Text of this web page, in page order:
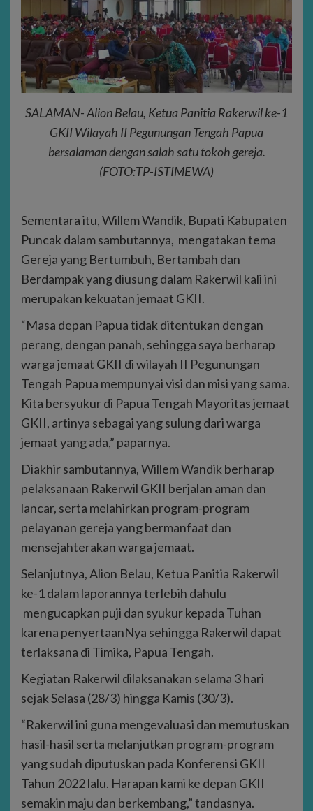
SALAMAN- Alion Belau, Ketua Panitia Rakerwil ke-1
GKII Wilayah II Pegunungan Tengah Papua
bersalaman dengan salah satu tokoh gereja.
(FOTO:TP-ISTIMEWA)
Sementara itu, Willem Wandik, Bupati Kabupaten
Puncak dalam sambutannya, mengatakan tema
Gereja yang Bertumbuh, Bertambah dan
Berdampak yang diusung dalam Rakerwil kali ini
merupakan kekuatan jemaat GKII.
“Masa depan Papua tidak ditentukan dengan
perang, dengan panah, sehingga saya berharap
warga jemaat GKII di wilayah II Pegunungan
Tengah Papua mempunyai visi dan misi yang sama.
Kita bersyukur di Papua Tengah Mayoritas jemaat
GKII, artinya sebagai yang sulung dari warga
jemaat yang ada,” paparnya.
Diakhir sambutannya, Willem Wandik berharap
pelaksanaan Rakerwil GKII berjalan aman dan
lancar, serta melahirkan program-program
pelayanan gereja yang bermanfaat dan
mensejahterakan warga jemaat.
Selanjutnya, Alion Belau, Ketua Panitia Rakerwil
ke-1 dalam laporannya terlebih dahulu
mengucapkan puji dan syukur kepada Tuhan
karena penyertaanNya sehingga Rakerwil dapat
terlaksana di Timika, Papua Tengah.
Kegiatan Rakerwil dilaksanakan selama 3 hari
sejak Selasa (28/3) hingga Kamis (30/3).
“Rakerwil ini guna mengevaluasi dan memutuskan
hasil-hasil serta melanjutkan program-program
yang sudah diputuskan pada Konferensi GKII
Tahun 2022 lalu. Harapan kami ke depan GKII
semakin maju dan berkembang,” tandasnya.